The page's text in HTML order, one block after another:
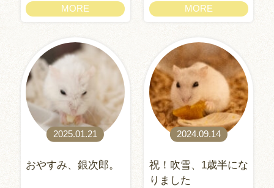
MORE MORE
2025.01.21
おやすみ、銀次郎。
2024.09.14
祝！吹雪、1歳半にな
りました